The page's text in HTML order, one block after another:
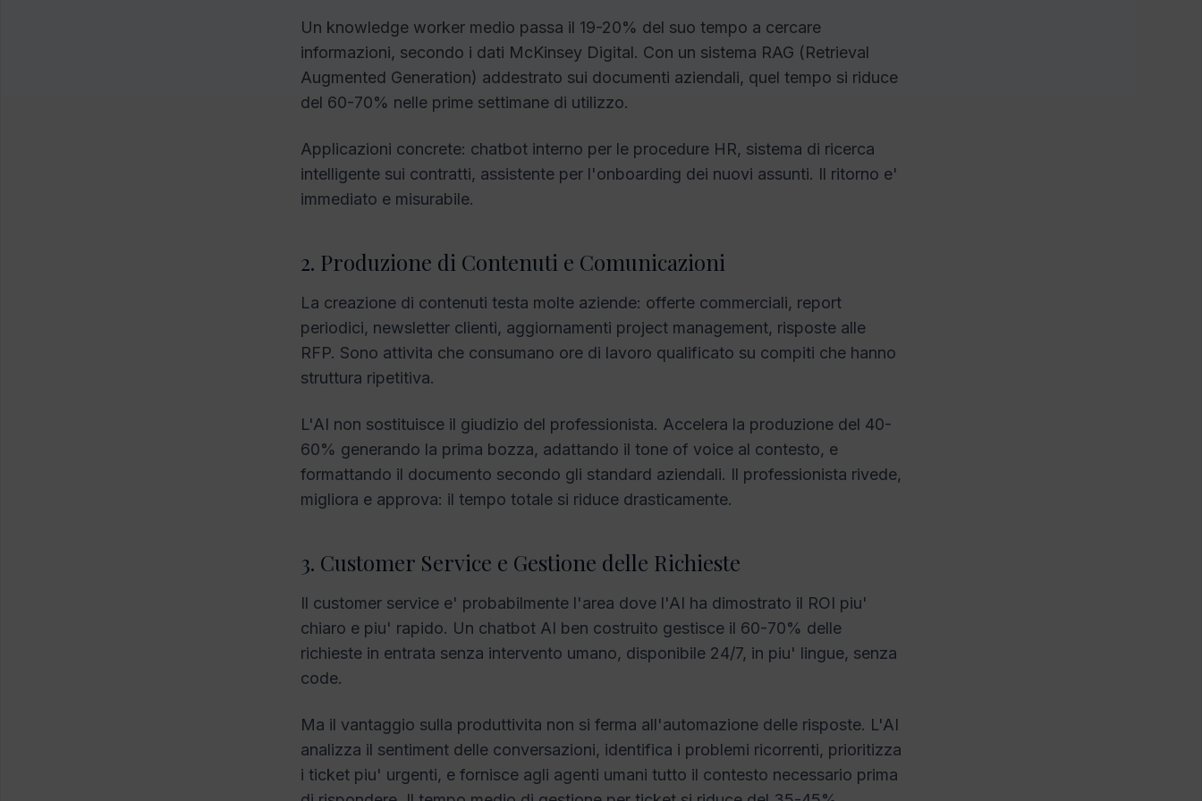
Un knowledge worker medio passa il 19-20% del suo tempo a cercare
informazioni, secondo i dati McKinsey Digital. Con un sistema RAG (Retrieval
Augmented Generation) addestrato sui documenti aziendali, quel tempo si riduce
del 60-70% nelle prime settimane di utilizzo.
Applicazioni concrete: chatbot interno per le procedure HR, sistema di ricerca
intelligente sui contratti, assistente per l'onboarding dei nuovi assunti. Il ritorno e'
immediato e misurabile.
2. Produzione di Contenuti e Comunicazioni
La creazione di contenuti testa molte aziende: offerte commerciali, report
periodici, newsletter clienti, aggiornamenti project management, risposte alle
RFP. Sono attivita che consumano ore di lavoro qualificato su compiti che hanno
struttura ripetitiva.
L'AI non sostituisce il giudizio del professionista. Accelera la produzione del 40-
60% generando la prima bozza, adattando il tone of voice al contesto, e
formattando il documento secondo gli standard aziendali. Il professionista rivede,
migliora e approva: il tempo totale si riduce drasticamente.
3. Customer Service e Gestione delle Richieste
Il customer service e' probabilmente l'area dove l'AI ha dimostrato il ROI piu'
chiaro e piu' rapido. Un chatbot AI ben costruito gestisce il 60-70% delle
richieste in entrata senza intervento umano, disponibile 24/7, in piu' lingue, senza
code.
Ma il vantaggio sulla produttivita non si ferma all'automazione delle risposte. L'AI
analizza il sentiment delle conversazioni, identifica i problemi ricorrenti, prioritizza
i ticket piu' urgenti, e fornisce agli agenti umani tutto il contesto necessario prima